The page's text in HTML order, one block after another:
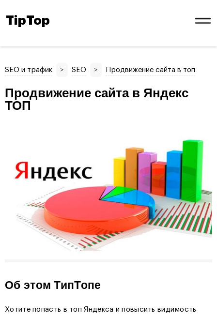
TipTop
SEO и трафик > SEO > Продвижение сайта в топ
Продвижение сайта в Яндекс
ТОП
Об этом ТипТопе
Хотите попасть в топ Яндекса и повысить видимость